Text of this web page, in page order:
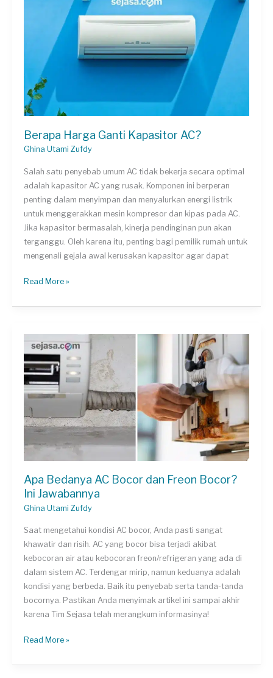
Musim
Hujan
Berapa Harga Ganti Kapasitor AC?
Ghina Utami Zufdy
Salah satu penyebab umum AC tidak bekerja secara optimal
adalah kapasitor AC yang rusak. Komponen ini berperan
penting dalam menyimpan dan menyalurkan energi listrik
untuk menggerakkan mesin kompresor dan kipas pada AC.
Jika kapasitor bermasalah, kinerja pendinginan pun akan
terganggu. Oleh karena itu, penting bagi pemilik rumah untuk
mengenali gejala awal kerusakan kapasitor agar dapat
Berapa
Ganti
AC?
Read More »
Apa Bedanya AC Bocor dan Freon Bocor?
Ini Jawabannya
Ghina Utami Zufdy
Saat mengetahui kondisi AC bocor, Anda pasti sangat
khawatir dan risih. AC yang bocor bisa terjadi akibat
kebocoran air atau kebocoran freon/refrigeran yang ada di
dalam sistem AC. Terdengar mirip, namun keduanya adalah
kondisi yang berbeda. Baik itu penyebab serta tanda-tanda
bocornya. Pastikan Anda menyimak artikel ini sampai akhir
karena Tim Sejasa telah merangkum informasinya!
Apa
AC
Read More »